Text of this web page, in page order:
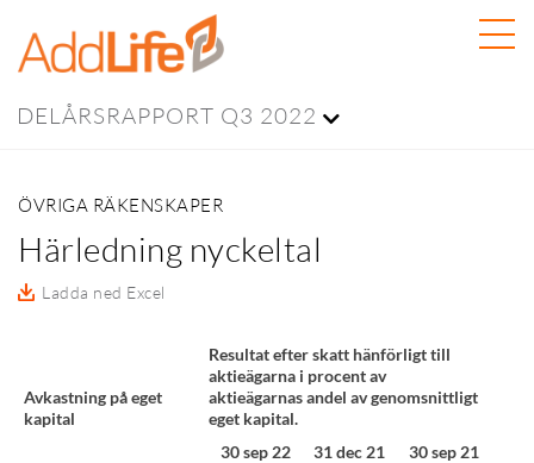
DELÅRSRAPPORT Q3 2022
ÖVRIGA RÄKENSKAPER
Härledning nyckeltal
Ladda ned Excel
Avkastning på eget
kapital
Resultat efter skatt hänförligt till
aktieägarna i procent av
aktieägarnas andel av genomsnittligt
eget kapital.
30 sep 22
31 dec 21 30 sep 21